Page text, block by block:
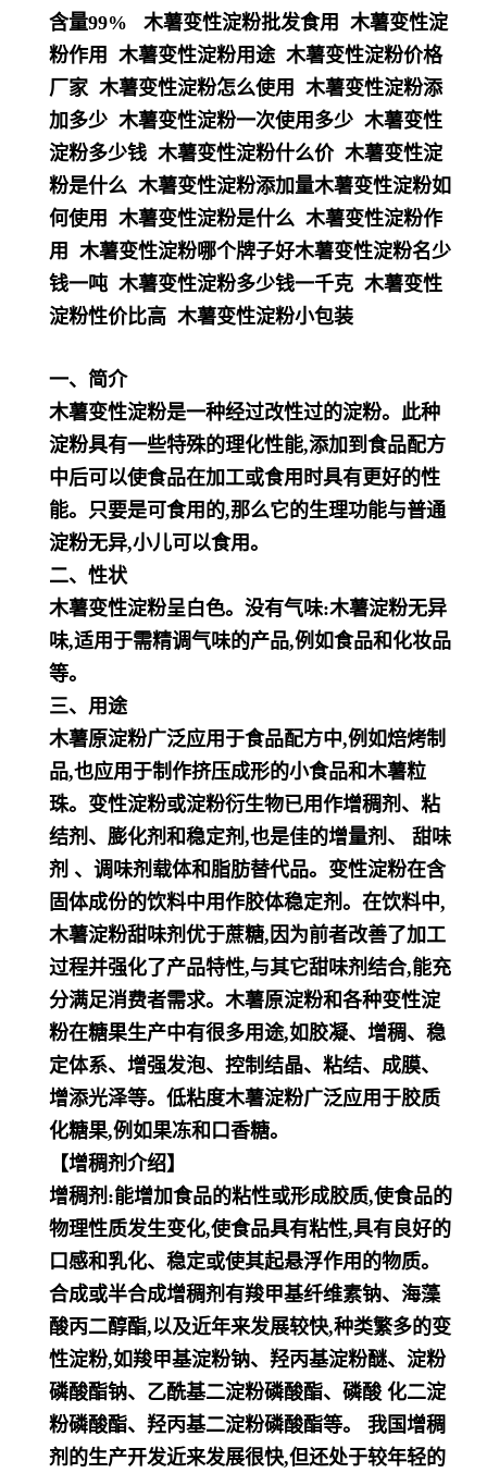
含量99% 木薯变性淀粉批发食用 木薯变性淀
粉作用 木薯变性淀粉用途 木薯变性淀粉价格
厂家 木薯变性淀粉怎么使用 木薯变性淀粉添
加多少 木薯变性淀粉一次使用多少 木薯变性
淀粉多少钱 木薯变性淀粉什么价 木薯变性淀
粉是什么 木薯变性淀粉添加量木薯变性淀粉如
何使用 木薯变性淀粉是什么 木薯变性淀粉作
用 木薯变性淀粉哪个牌子好木薯变性淀粉名少
钱一吨 木薯变性淀粉多少钱一千克 木薯变性
淀粉性价比高 木薯变性淀粉小包装
一、简介
木薯变性淀粉是一种经过改性过的淀粉。此种
淀粉具有一些特殊的理化性能,添加到食品配方
中后可以使食品在加工或食用时具有更好的性
能。只要是可食用的,那么它的生理功能与普通
淀粉无异,小儿可以食用。
二、性状
木薯变性淀粉呈白色。没有气味:木薯淀粉无异
味,适用于需精调气味的产品,例如食品和化妆品
等。
三、用途
木薯原淀粉广泛应用于食品配方中,例如焙烤制
品,也应用于制作挤压成形的小食品和木薯粒
珠。变性淀粉或淀粉衍生物已用作增稠剂、粘
结剂、膨化剂和稳定剂,也是佳的增量剂、 甜味
剂 、调味剂载体和脂肪替代品。变性淀粉在含
固体成份的饮料中用作胶体稳定剂。在饮料中,
木薯淀粉甜味剂优于蔗糖,因为前者改善了加工
过程并强化了产品特性,与其它甜味剂结合,能充
分满足消费者需求。木薯原淀粉和各种变性淀
粉在糖果生产中有很多用途,如胶凝、增稠、稳
定体系、增强发泡、控制结晶、粘结、成膜、
增添光泽等。低粘度木薯淀粉广泛应用于胶质
化糖果,例如果冻和口香糖。
【增稠剂介绍】
增稠剂:能增加食品的粘性或形成胶质,使食品的
物理性质发生变化,使食品具有粘性,具有良好的
口感和乳化、稳定或使其起悬浮作用的物质。
合成或半合成增稠剂有羧甲基纤维素钠、海藻
酸丙二醇酯,以及近年来发展较快,种类繁多的变
性淀粉,如羧甲基淀粉钠、羟丙基淀粉醚、淀粉
磷酸酯钠、乙酰基二淀粉磷酸酯、磷酸 化二淀
粉磷酸酯、羟丙基二淀粉磷酸酯等。 我国增稠
剂的生产开发近来发展很快,但还处于较年轻的